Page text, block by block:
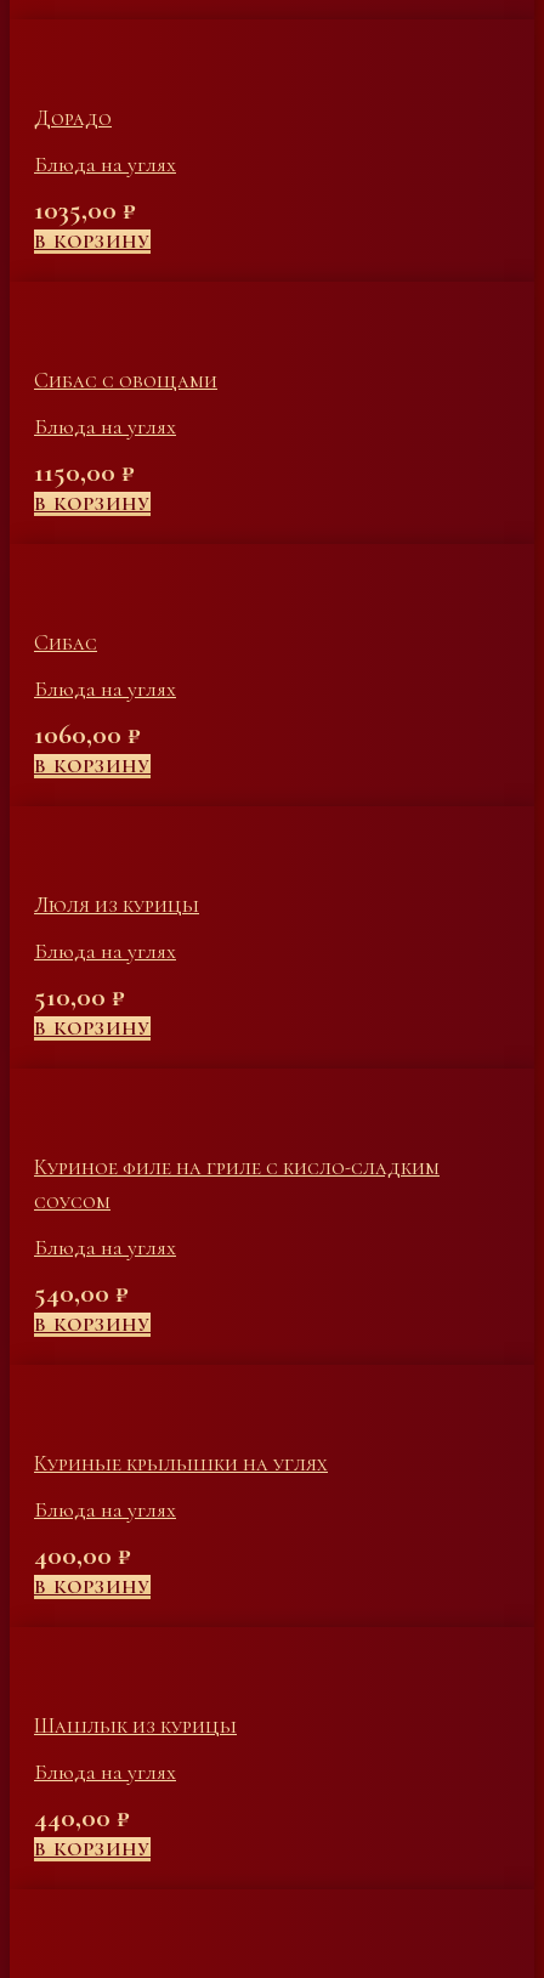
Дорадо
Блюда на углях
1035,00 ₽
В КОРЗИНУ
Сибас с овощами
Блюда на углях
1150,00 ₽
В КОРЗИНУ
Сибас
Блюда на углях
1060,00 ₽
В КОРЗИНУ
Люля из курицы
Блюда на углях
510,00 ₽
В КОРЗИНУ
Куриное филе на гриле с кисло-сладким
соусом
Блюда на углях
540,00 ₽
В КОРЗИНУ
Куриные крылышки на углях
Блюда на углях
400,00 ₽
В КОРЗИНУ
Шашлык из курицы
Блюда на углях
440,00 ₽
В КОРЗИНУ